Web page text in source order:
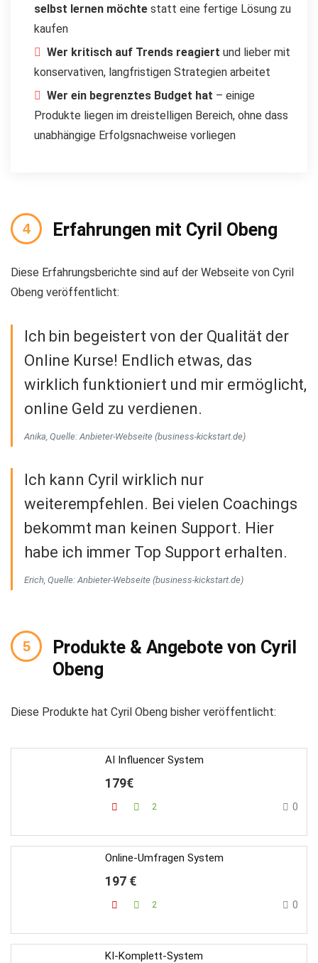
selbst lernen möchte statt eine fertige Lösung zu
kaufen
Wer kritisch auf Trends reagiert und lieber mit
konservativen, langfristigen Strategien arbeitet
Wer ein begrenztes Budget hat – einige
Produkte liegen im dreistelligen Bereich, ohne dass
unabhängige Erfolgsnachweise vorliegen
Erfahrungen mit Cyril Obeng
Diese Erfahrungsberichte sind auf der Webseite von Cyril
Obeng veröffentlicht:
Ich bin begeistert von der Qualität der
Online Kurse! Endlich etwas, das
wirklich funktioniert und mir ermöglicht,
online Geld zu verdienen.
Anika, Quelle: Anbieter-Webseite (business-kickstart.de)
Ich kann Cyril wirklich nur
weiterempfehlen. Bei vielen Coachings
bekommt man keinen Support. Hier
habe ich immer Top Support erhalten.
Erich, Quelle: Anbieter-Webseite (business-kickstart.de)
Produkte & Angebote von Cyril
Obeng
Diese Produkte hat Cyril Obeng bisher veröffentlicht:
AI Influencer System
179€
2 0
Online-Umfragen System
197 €
2 0
KI-Komplett-System